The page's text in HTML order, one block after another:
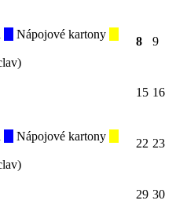
Nápojové kartony
8 9
15 16
Nápojové kartony
22 23
29 30